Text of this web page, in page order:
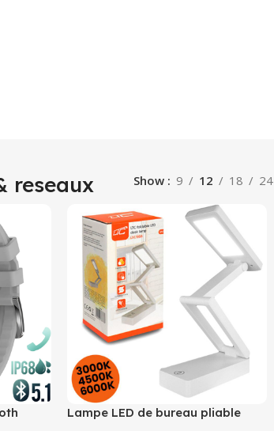
reseaux Show 9 12 18 24
Lampe LED de bureau pliable